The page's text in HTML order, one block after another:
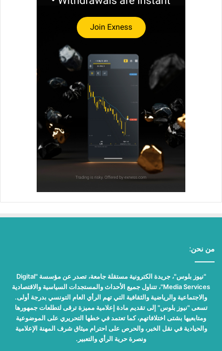
من نحن:
"نيوز بلوس"، جريدة الكترونية مستقلة جامعة، تصدر عن مؤسسة "Digital
Media Services"، تتناول جميع الأحداث والمستجدات السياسية والاقتصادية
والاجتماعية والرياضية والثقافية التي تهم الرأي العام التونسي بدرجة أولى.
تسعى "نيوز بلوس" إلى تقديم مادة إعلامية مميزة ترقى لتطلعات جمهورها
ومتابعيها بشتى اختلافاتهم، كما تعتمد في خطها التحريري على الموضوعية
والحيادية في نقل الخبر، والحرص على احترام ميثاق شرف المهنة الإعلامية
ونصرة حرية الرأي والتعبير.